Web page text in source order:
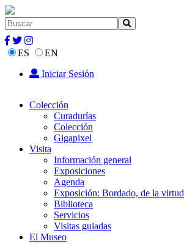
ES
EN
Iniciar Sesión
Colección
Curadurías
Colección
Gigapixel
Visita
Información general
Exposiciones
Agenda
Exposición: Bordado, de la virtud
Biblioteca
Servicios
Visitas guiadas
El Museo